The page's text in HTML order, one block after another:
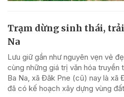
Trạm dừng sinh thái,
Na
Lưu giữ gần như nguyên vẹn vẻ
cùng những giá trị văn hóa
Ba Na, xã Đăk Pne (cũ) nay là xã
đã có kế hoạch xây dựng vùng